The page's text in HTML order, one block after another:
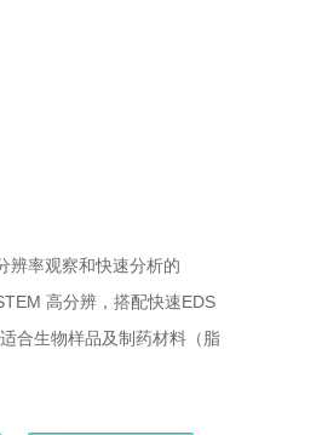
辨率观察和快速分析的
高分辨，搭配快速EDS
合生物样品及制药材料（脂